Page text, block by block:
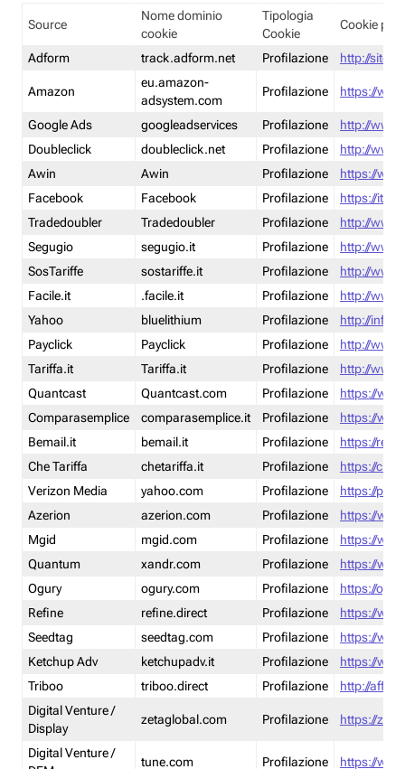
Source
Nome dominio
cookie
Tipologia
Cookie
Cookie
Adform track.adform.net Profilazione http://
Amazon
eu.amazon-
adsystem.com
Profilazione https://
Google Ads googleadservices Profilazione
http://
Doubleclick
doubleclick.net Profilazione
http://
Awin
Awin Profilazione
https://
Facebook
Facebook Profilazione
https://it-
Tradedoubler
Tradedoubler Profilazione
http://
Segugio
segugio.it Profilazione
http://
SosTariffe
sostariffe.it Profilazione
http://
Facile.it
.facile.it Profilazione
http://
Yahoo
bluelithium Profilazione
http://
Payclick
Payclick Profilazione
http://
Tariffa.it
Tariffa.it Profilazione
http://
Quantcast
Quantcast.com Profilazione
https://
Comparasemplice
comparasemplice.it Profilazione
https://
Bemail.it
bemail.it Profilazione
https://
Che Tariffa
chetariffa.it Profilazione
https://
Verizon Media
yahoo.com Profilazione
https://
Azerion
azerion.com Profilazione
https://
Mgid
mgid.com Profilazione
https://
Quantum
xandr.com Profilazione
https://
Ogury
ogury.com Profilazione
https://
Refine
refine.direct Profilazione
https://
Seedtag
seedtag.com Profilazione
https://
Ketchup Adv
ketchupadv.it Profilazione
https://
Triboo
triboo.direct Profilazione
http://
Digital Venture /
Display
zetaglobal.com Profilazione https://
Digital Venture /
tune.com Profilazione https://